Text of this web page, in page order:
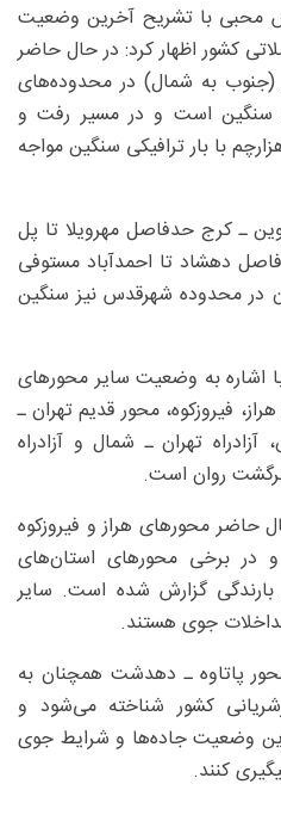
با تشریح آخرین وضعیت
کشور اظهار کرد: در حال حاضر
به شمال) در محدوده‌های
سنگین است و در مسیر رفت و
با بار ترافیکی سنگین مواجه
ـ کرج حدفاصل مهرویلا تا پل
دهشاد تا احمدآباد مستوفی
در محدوده شهرقدس نیز سنگین
اشاره به وضعیت سایر محورهای
فیروزکوه، محور قدیم تهران ـ
آزادراه تهران ـ شمال و آزادراه
روان است.
حاضر محورهای هراز و فیروزکوه
و در برخی محورهای استان‌های
بارندگی گزارش شده است. سایر
جوی هستند.
پاتاوه ـ دهدشت همچنان به
کشور شناخته می‌شود و
وضعیت جاده‌ها و شرایط جوی
کنند.